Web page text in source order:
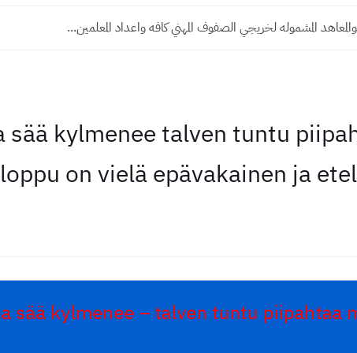
المشموله لخريجي الصفوف المهني كافه واعداد المعلمين...
sää kylmenee talven tuntu
on vielä epävakainen ja
sää kylmenee – talven tuntu piipahtaa